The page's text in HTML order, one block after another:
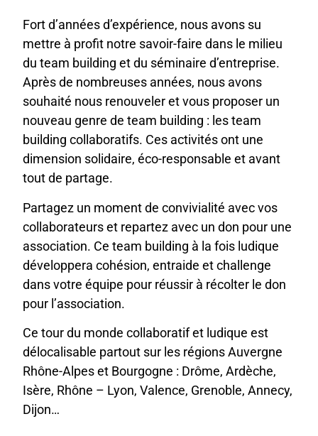
Fort d’années d’expérience, nous avons su
mettre à profit notre savoir-faire dans le milieu
du team building et du séminaire d’entreprise.
Après de nombreuses années, nous avons
souhaité nous renouveler et vous proposer un
nouveau genre de team building : les team
building collaboratifs. Ces activités ont une
dimension solidaire, éco-responsable et avant
tout de partage.
Partagez un moment de convivialité avec vos
collaborateurs et repartez avec un don pour une
association. Ce team building à la fois ludique
développera cohésion, entraide et challenge
dans votre équipe pour réussir à récolter le don
pour l’association.
Ce tour du monde collaboratif et ludique est
délocalisable partout sur les régions Auvergne
Rhône-Alpes et Bourgogne : Drôme, Ardèche,
Isère, Rhône – Lyon, Valence, Grenoble, Annecy,
Dijon…